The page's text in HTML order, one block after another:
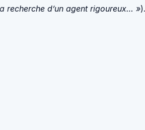
recherche d’un agent rigoureux… »).